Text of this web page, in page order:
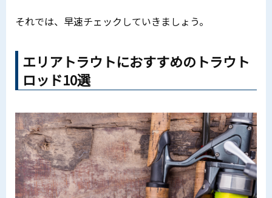
それでは、早速チェックしていきましょう。
エリアトラウトにおすすめのトラウト
ロッド10選